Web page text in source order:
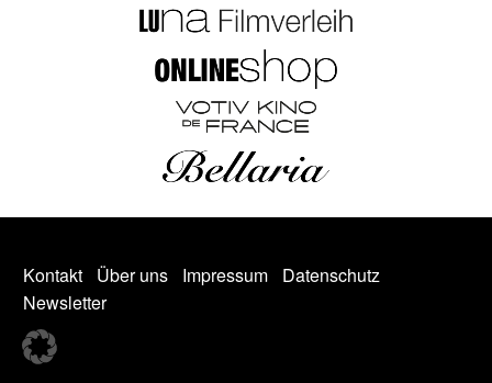
Kontakt Über uns Impressum
Datenschutz
Newsletter